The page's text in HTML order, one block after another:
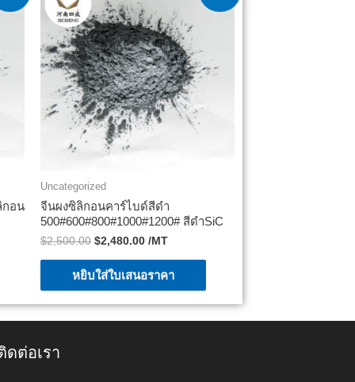
กอน
Uncategorized
จีนผงซิลิกอนคาร์ไบด์สีดำ
500#600#800#1000#1200# สีดำSiC
$2,500.00 $2,480.00 /MT
หยิบใส่ใบเสนอราคา
ดต่อเรา